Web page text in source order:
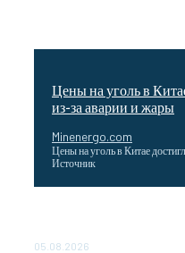
Цены на уголь в
из-за аварии и жары
Minenergo.com
Цены на уголь в Китае
Источник
05.08.2026